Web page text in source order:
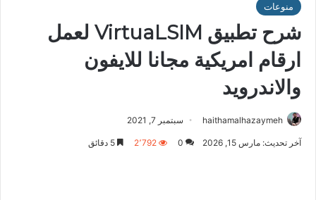
منوعات
شرح تطبيق VirtuaLSIM لعمل
ارقام امريكية مجانا للايفون
والاندرويد
haithamalhazaymeh سبتمبر 7, 2021
آخر تحديث: مارس 15, 2026 0 2٬792